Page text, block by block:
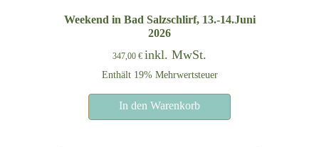
Weekend in Bad Salzschlirf, 13.-14.Juni
2026
347,00 € inkl. MwSt.
Enthält 19% Mehrwertsteuer
In den Warenkorb